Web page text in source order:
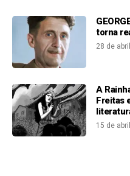
torna
28 de
A
Freitas
15 de